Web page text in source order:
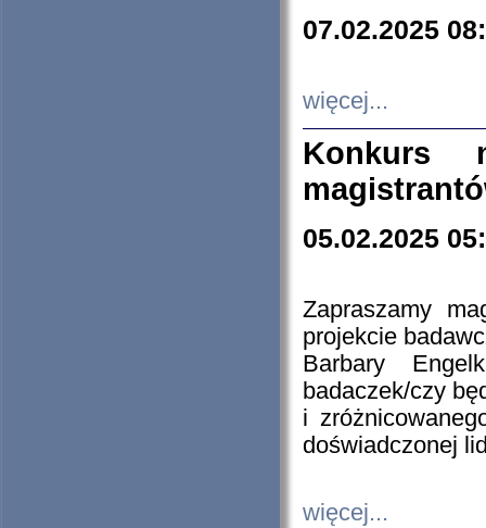
07.02.2025
więcej...
Konkurs
05.02.2025
Zapraszamy
projekcie
Barbary
badaczek/czy
i
doświadczonej
więcej...